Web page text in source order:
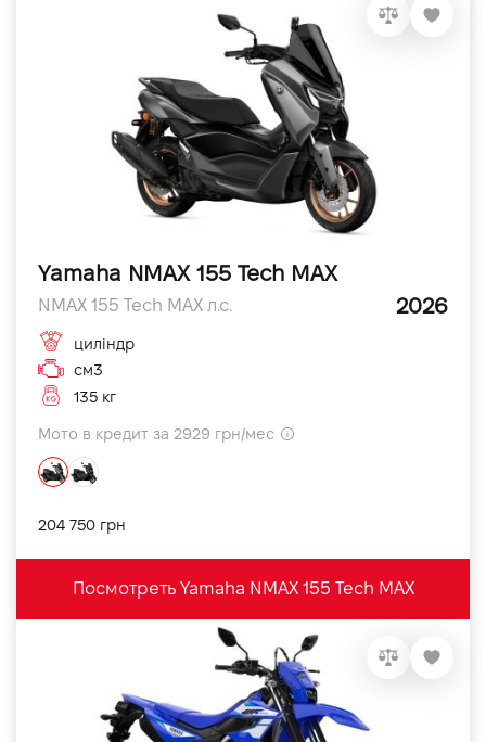
Yamaha NMAX 155 Tech MAX
NMAX 155 Tech MAX л.с. 2026
циліндр
см3
135 кг
Мото в кредит за 2929 грн/мес
204 750 грн
Посмотреть Yamaha NMAX 155 Tech MAX